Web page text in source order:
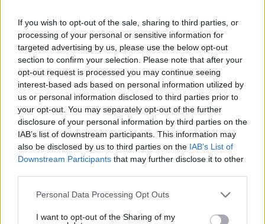
If you wish to opt-out of the sale, sharing to third parties, or
processing of your personal or sensitive information for
targeted advertising by us, please use the below opt-out
section to confirm your selection. Please note that after your
opt-out request is processed you may continue seeing
interest-based ads based on personal information utilized by
us or personal information disclosed to third parties prior to
your opt-out. You may separately opt-out of the further
disclosure of your personal information by third parties on the
IAB’s list of downstream participants. This information may
also be disclosed by us to third parties on the IAB’s List of
Downstream Participants that may further disclose it to other
Please note that this website/app uses one or more Google
not limited to your visit or usage behaviour. You may click to
Personal Data Processing Opt Outs
I want to opt-out of the Sharing of my
ΤΑ ΠΙΟ ΔΗΜΟΦΙΛΗ